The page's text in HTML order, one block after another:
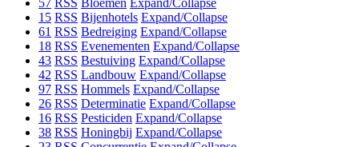
57 RSS Bloemen Expand/Collapse
15 RSS Bijenhotels Expand/Collapse
61 RSS Bedreiging Expand/Collapse
18 RSS Evenementen Expand/Collapse
43 RSS Bestuiving Expand/Collapse
42 RSS Landbouw Expand/Collapse
97 RSS Hommels Expand/Collapse
26 RSS Determinatie Expand/Collapse
16 RSS Pesticiden Expand/Collapse
38 RSS Honingbij Expand/Collapse